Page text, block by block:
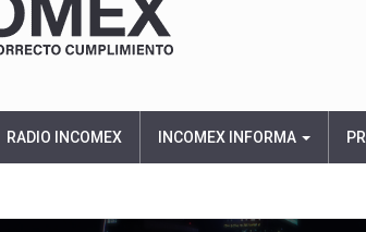
RADIO INCOMEX INCOMEX INFORMA